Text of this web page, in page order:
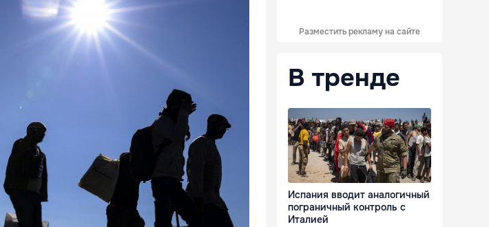
Разместить рекламу на сайте
В тренде
Испания вводит аналогичный
пограничный контроль с
Италией